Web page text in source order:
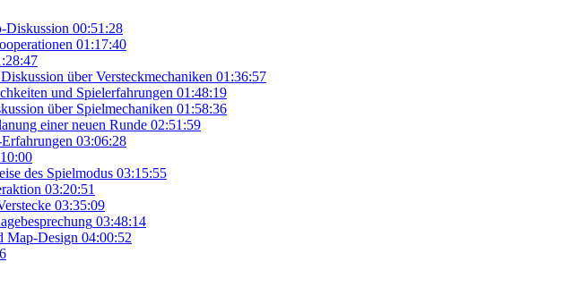
Diskussion 00:51:28
01:17:40
über Versteckmechaniken 01:36:57
und Spielerfahrungen 01:48:19
über Spielmechaniken 01:58:36
einer neuen Runde 02:51:59
03:06:28
des Spielmodus 03:15:55
03:20:51
03:35:09
03:48:14
Map-Design 04:00:52